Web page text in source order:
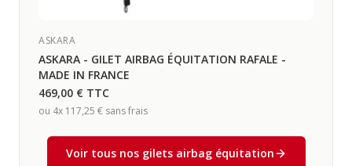
ASKARA
ASKARA - GILET AIRBAG ÉQUITATION RAFALE -
MADE IN FRANCE
469,00 € TTC
ou 4x 117,25 € sans frais
Voir tous nos gilets airbag équitation